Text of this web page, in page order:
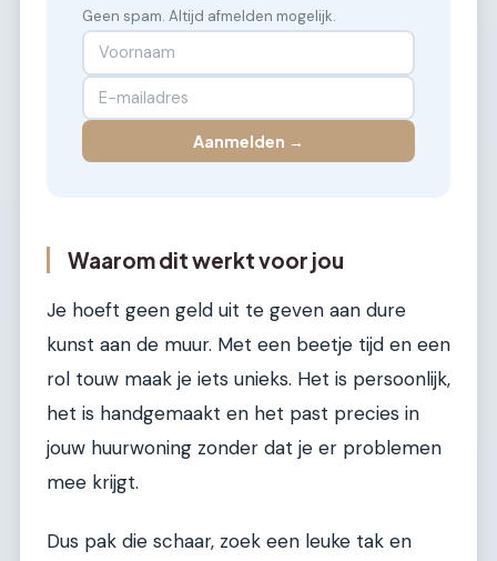
Geen spam. Altijd afmelden mogelijk.
Aanmelden →
Waarom dit werkt voor jou
Je hoeft geen geld uit te geven aan dure
kunst aan de muur. Met een beetje tijd en een
rol touw maak je iets unieks. Het is persoonlijk,
het is handgemaakt en het past precies in
jouw huurwoning zonder dat je er problemen
mee krijgt.
Dus pak die schaar, zoek een leuke tak en